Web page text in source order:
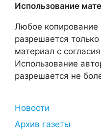
Использование
Любое копирование
разрешается
материал с
Использование
разрешается не
Новости
Архив газеты